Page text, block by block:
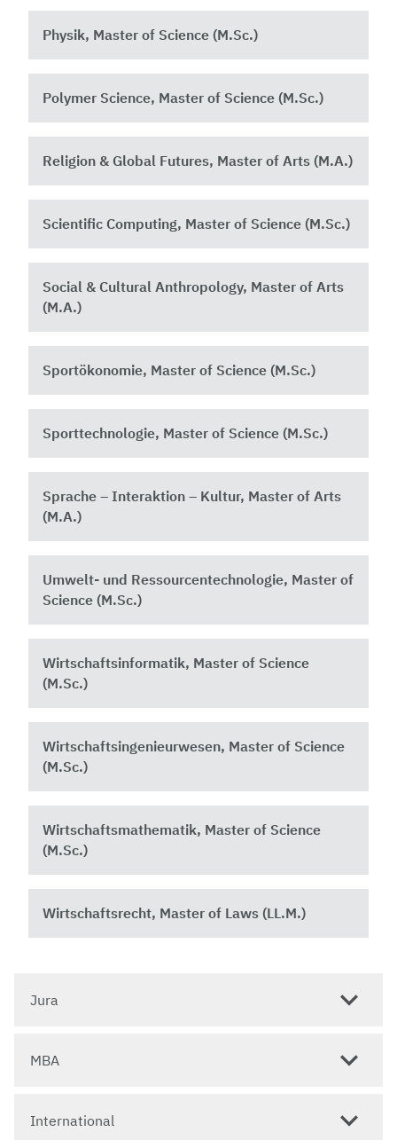
Physik, Master of Science (M.Sc.)
Polymer Science, Master of Science (M.Sc.)
Religion & Global Futures, Master of Arts (M.A.)
Scientific Computing, Master of Science (M.Sc.)
Social & Cultural Anthropology, Master of Arts
(M.A.)
Sportökonomie, Master of Science (M.Sc.)
Sporttechnologie, Master of Science (M.Sc.)
Sprache – Interaktion – Kultur, Master of Arts
(M.A.)
Umwelt- und Ressourcentechnologie, Master of
Science (M.Sc.)
Wirtschaftsinformatik, Master of Science
(M.Sc.)
Wirtschaftsingenieurwesen, Master of Science
(M.Sc.)
Wirtschaftsmathematik, Master of Science
(M.Sc.)
Wirtschaftsrecht, Master of Laws (LL.M.)
Jura
MBA
International